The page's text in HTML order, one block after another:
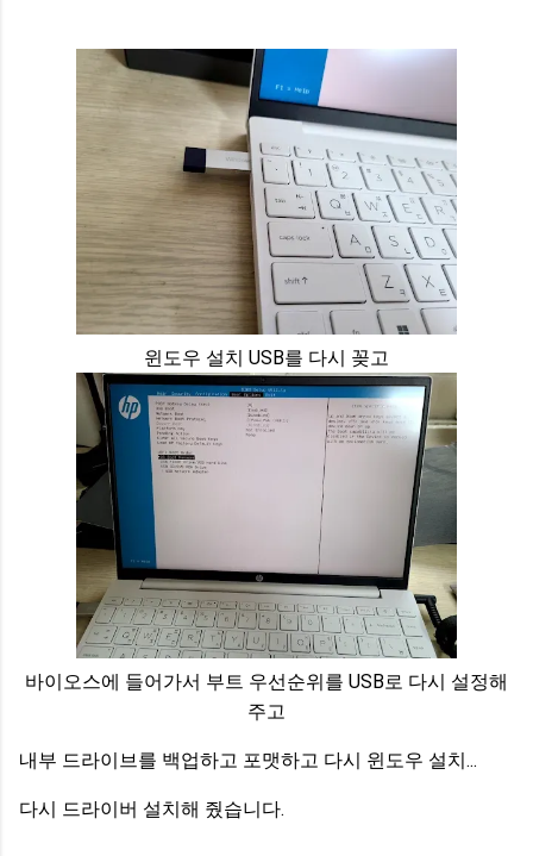
윈도우 설치 USB를 다시 꽂고
바이오스에 들어가서 부트 우선순위를 USB로 다시 설정해
주고
내부 드라이브를 백업하고 포맷하고 다시 윈도우 설치...
다시 드라이버 설치해 줬습니다.